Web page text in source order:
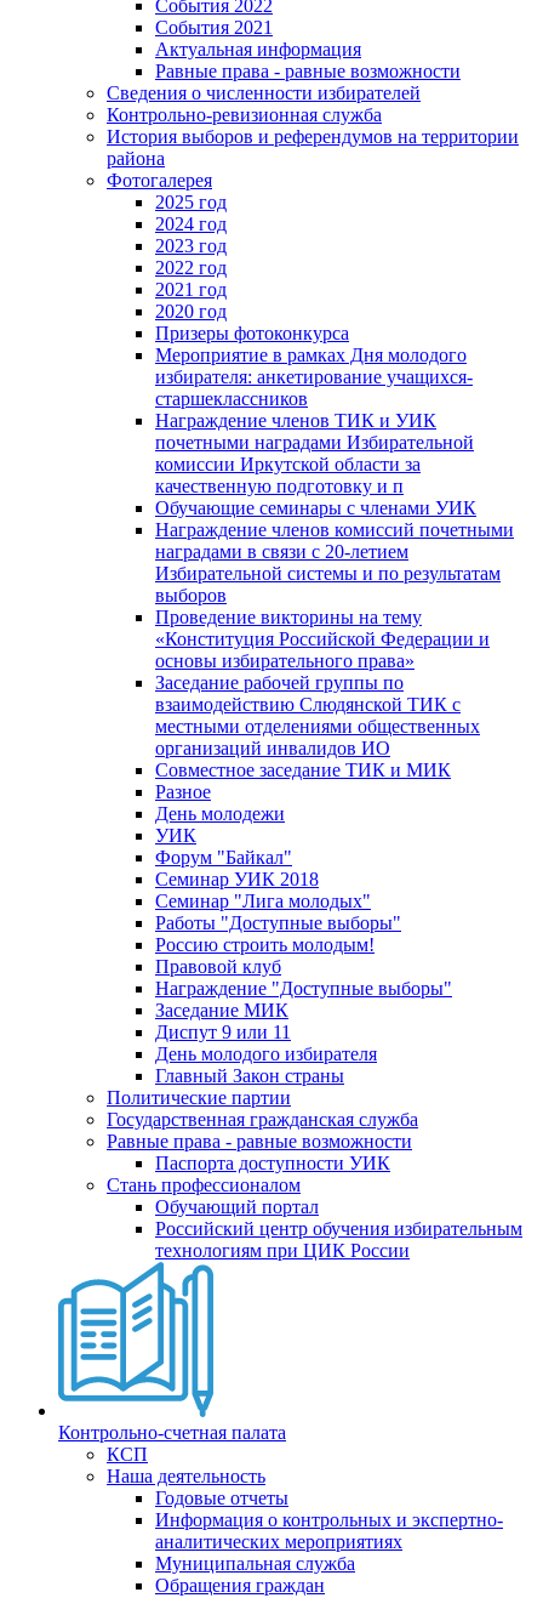
События 2022
События 2021
Актуальная информация
Равные права - равные возможности
Сведения о численности избирателей
Контрольно-ревизионная служба
История выборов и референдумов на территории
района
Фотогалерея
2025 год
2024 год
2023 год
2022 год
2021 год
2020 год
Призеры фотоконкурса
Мероприятие в рамках Дня молодого
избирателя: анкетирование учащихся-
старшеклассников
Награждение членов ТИК и УИК
почетными наградами Избирательной
комиссии Иркутской области за
качественную подготовку и п
Обучающие семинары с членами УИК
Награждение членов комиссий почетными
наградами в связи с 20-летием
Избирательной системы и по результатам
выборов
Проведение викторины на тему
«Конституция Российской Федерации и
основы избирательного права»
Заседание рабочей группы по
взаимодействию Слюдянской ТИК с
местными отделениями общественных
организаций инвалидов ИО
Совместное заседание ТИК и МИК
Разное
День молодежи
УИК
Форум "Байкал"
Семинар УИК 2018
Семинар "Лига молодых"
Работы "Доступные выборы"
Россию строить молодым!
Правовой клуб
Награждение "Доступные выборы"
Заседание МИК
Диспут 9 или 11
День молодого избирателя
Главный Закон страны
Политические партии
Государственная гражданская служба
Равные права - равные возможности
Паспорта доступности УИК
Стань профессионалом
Обучающий портал
Российский центр обучения избирательным
технологиям при ЦИК России
Контрольно-счетная палата
КСП
Наша деятельность
Годовые отчеты
Информация о контрольных и экспертно-
аналитических мероприятиях
Муниципальная служба
Обращения граждан